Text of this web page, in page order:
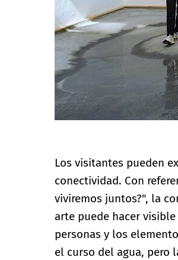
Los visitantes pueden
conectividad. Con
viviremos juntos?", la
arte puede hacer
personas y los
el curso del agua, pero